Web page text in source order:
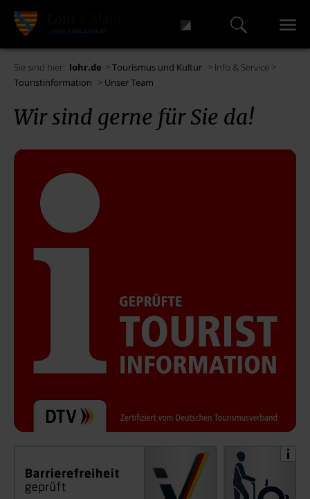
Sie sind hier: lohr.de > Tourismus und Kultur > Info & Service >
Touristinformation > Unser Team
Wir sind gerne für Sie da!